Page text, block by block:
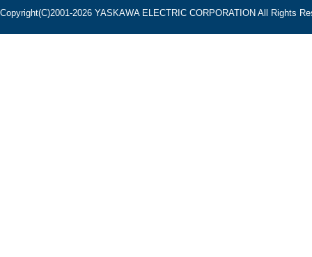
Copyright(C)2001‐2026 YASKAWA ELECTRIC CORPORATION All Rights